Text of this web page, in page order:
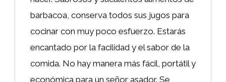
barbacoa, conserva todos sus jugos para
cocinar con muy poco esfuerzo. Estarás
encantado por la facilidad y el sabor de la
comida. No hay manera más fácil, portátil y
económica para un señor asador. Se